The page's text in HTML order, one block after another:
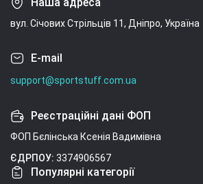
вул. Січових Стрільців 11, Дніпро, Україна
E-mail
support@sportstuff.com.ua
Реєстраційні дані ФОП
ФОП Бєлінська Ксенія Вадимівна
ЄДРПОУ: 3374906567
Популярні категорії